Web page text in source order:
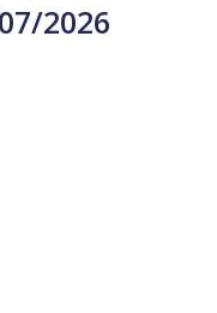
2026